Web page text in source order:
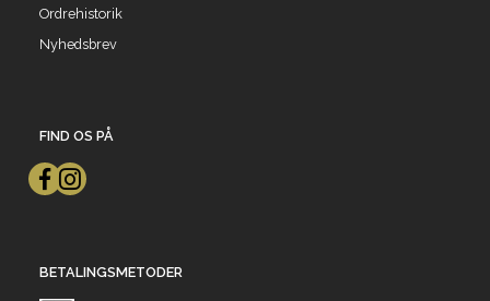
Ordrehistorik
Nyhedsbrev
FIND OS PÅ
BETALINGSMETODER